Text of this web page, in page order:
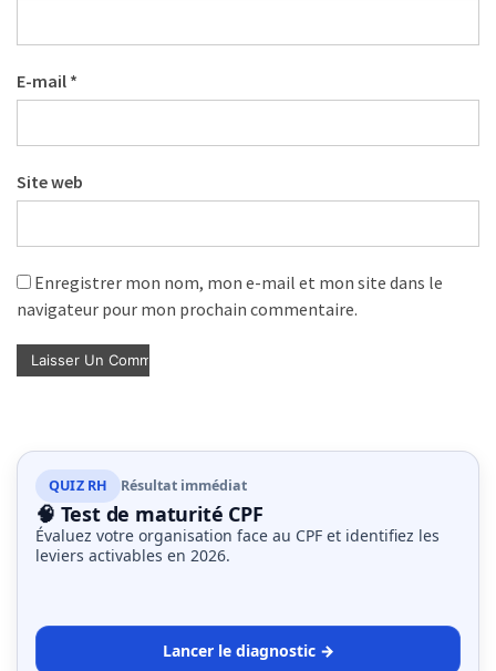
E-mail *
Site web
Enregistrer mon nom, mon e-mail et mon site dans le
navigateur pour mon prochain commentaire.
QUIZ RH Résultat immédiat
🧠 Test de maturité CPF
Évaluez votre organisation face au CPF et identifiez les
leviers activables en 2026.
Lancer le diagnostic →